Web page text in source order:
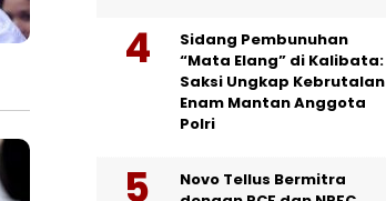
Sidang Pembunuhan
“Mata Elang” di Kalibata:
Saksi Ungkap Kebrutalan
Enam Mantan Anggota
Polri
Novo Tellus Bermitra